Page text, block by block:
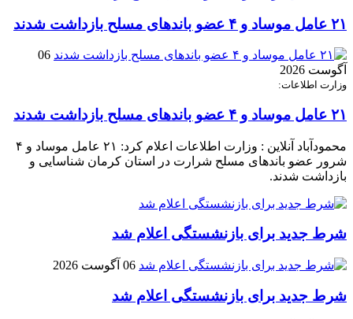
۲۱ عامل موساد و ۴ عضو باند‌های مسلح بازداشت شدند
06
آگوست 2026
وزارت اطلاعات:
۲۱ عامل موساد و ۴ عضو باند‌های مسلح بازداشت شدند
محمودآباد آنلاین : وزارت اطلاعات اعلام کرد: ۲۱ عامل موساد و ۴
شرور عضو باند‌های مسلح شرارت در استان کرمان شناسایی و
بازداشت شدند.
شرط جدید برای بازنشستگی اعلام شد
06 آگوست 2026
شرط جدید برای بازنشستگی اعلام شد